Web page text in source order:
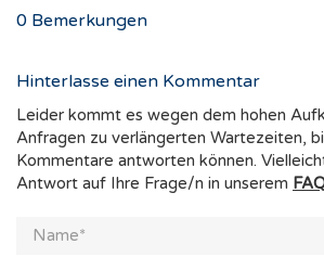
0 Bemerkungen
Hinterlasse einen Kommentar
Leider kommt es wegen dem hohen
Anfragen zu verlängerten Wartezeiten,
Kommentare antworten können.
Antwort auf Ihre Frage/n in unserem